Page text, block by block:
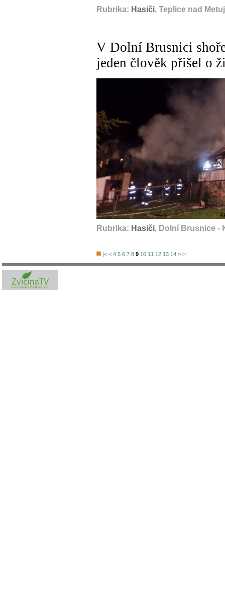
Rubrika: Hasiči, Teplice nad
V Dolní Brusnici
jeden člověk přišel o
Rubrika: Hasiči, Dolní Brusnice -
|< < 4 5 6 7 8 9 10 11 12 13 14 > >|